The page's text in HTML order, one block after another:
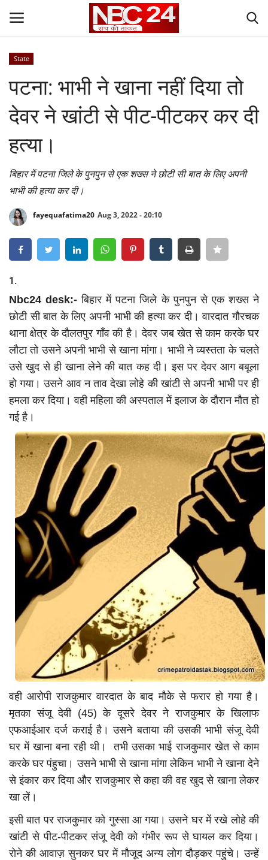
Contact
Gallery
National
World
State
Politics
Entertainment
Business
Sports
Lifestyle
Career
Tech
Social – Viral
Weather
Language
Urdu
State
पटना: भाभी ने खाना नहीं दिया तो
देवर ने खांटी से पीट-पीटकर कर दी
हत्या।
बिहार में पटना जिले के पुनपुन से एक शख्स ने छोटी सी बात के लिए अपनी
भाभी की हत्या कर दी।
fayequafatima20 Aug 3, 2022 - 20:10
1.
Nbc24 desk:- बिहार में पटना जिले के पुनपुन से एक शख्स ने
छोटी सी बात के लिए अपनी भाभी की हत्या कर दी। वारदात गौरचक
थाना क्षेत्र के दौलतपुर गाँव की है। देवर जब खेत से काम करके घर
लौटा तो उसने अपनी भाभी से खाना मांगा। भाभी ने व्यस्तता के चलते
उसे खुद से ही खाना लेने की बात कह दी। इस पर देवर आग बबूला
हो गया। उसने आव न ताव देखा लोहे की खांटी से अपनी भाभी पर ही
हमला कर दिया। वही महिला की अस्पताल में इलाज के दौरान मौत हो
गई है।
वही आरोपी राजकुमार वारदात के बाद मौके से फरार हो गया है।
मृतका संजू देवी (45) के दूसरे देवर ने राजकुमार के खिलाफ
एफआईआर दर्ज कराई है। उसने बताया की उसकी भाभी संजू देवी
घर में खाना बना रही थी। तभी उसका भाई राजकुमार खेत से काम
करके घर पंहुचा। उसने भाभी से खाना मांगा लेकिन भाभी ने खाना देने
से इंकार कर दिया और राजकुमार से कहा की वह खुद से खाना लेकर
खा लें।
इसी बात पर राजकुमार को गुस्सा आ गया। उसने घर में रखे लोहे की
खांटी से पीट-पीटकर संजू देवी को गंभीर रूप से घायल कर दिया।
रोने की आवाज़ सुनकर घर में मौजूद अन्य लोग दौड़कर पहुंचे। उन्हें